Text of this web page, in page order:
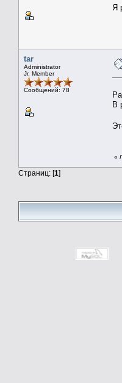
Я
tar
Administrator
Jr. Member
Сообщений: 78
В
«
Страниц: [1]